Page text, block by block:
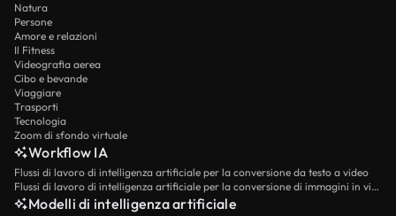
Natura
Persone
Amore e relazioni
Il Fitness
Videografia aerea
Cibo e bevande
Viaggiare
Trasporti
Tecnologia
Zoom di sfondo virtuale
Workflow IA
Flussi di lavoro di intelligenza artificiale per la conversione da testo a video
Flussi di lavoro di intelligenza artificiale per la conversione di immagini in video
Modelli di intelligenza artificiale